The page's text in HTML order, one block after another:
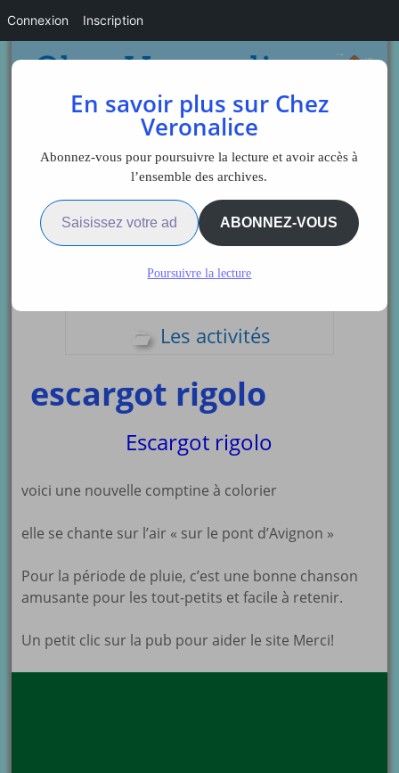
Sidebar
Les activités
escargot rigolo
Escargot rigolo
voici une nouvelle comptine à colorier
elle se chante sur l’air « sur le pont d’Avignon »
Pour la période de pluie, c’est une bonne chanson
amusante pour les tout-petits et facile à retenir.
Un petit clic sur la pub pour aider le site Merci!
En savoir plus sur Chez
Veronalice
Abonnez-vous pour poursuivre la lecture et avoir accès à
l’ensemble des archives.
Saisissez votre adresse e-mail…
ABONNEZ-VOUS
Poursuivre la lecture
Connexion Inscription